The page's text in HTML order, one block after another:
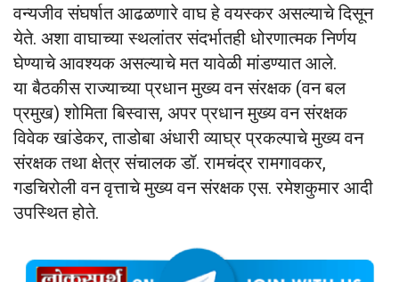
वन्यजीव संघर्षात आढळणारे वाघ हे वयस्कर असल्याचे दिसून
येते. अशा वाघाच्या स्थलांतर संदर्भातही धोरणात्मक निर्णय
घेण्याचे आवश्यक असल्याचे मत यावेळी मांडण्यात आले.
या बैठकीस राज्याच्या प्रधान मुख्य वन संरक्षक (वन बल
प्रमुख) शोमिता बिस्वास, अपर प्रधान मुख्य वन संरक्षक
विवेक खांडेकर, ताडोबा अंधारी व्याघ्र प्रकल्पाचे मुख्य वन
संरक्षक तथा क्षेत्र संचालक डॉ. रामचंद्र रामगावकर,
गडचिरोली वन वृत्ताचे मुख्य वन संरक्षक एस. रमेशकुमार आदी
उपस्थित होते.